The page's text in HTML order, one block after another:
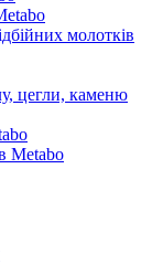
молотків
цегли, каменю
Metabo